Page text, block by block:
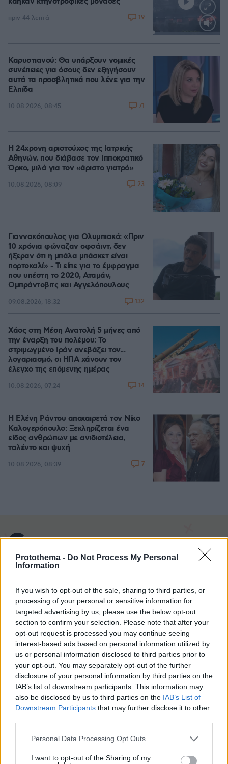
Protothema - Do Not Process My Personal
Information
If you wish to opt-out of the sale, sharing to third parties, or
processing of your personal or sensitive information for
targeted advertising by us, please use the below opt-out
section to confirm your selection. Please note that after your
opt-out request is processed you may continue seeing
interest-based ads based on personal information utilized by
us or personal information disclosed to third parties prior to
your opt-out. You may separately opt-out of the further
disclosure of your personal information by third parties on the
IAB’s list of downstream participants. This information may
also be disclosed by us to third parties on the IAB’s List of
Downstream Participants that may further disclose it to other
Please note that this website/app uses one or more Google
not limited to your visit or usage behaviour. You may click to
Personal Data Processing Opt Outs
I want to opt-out of the Sharing of my
πριν 44 λεπτά 19
Καρυστιανού: Θα υπάρξουν νομικές
συνέπειες για όσους δεν εξηγήσουν
αυτά τα προσβλητικά που λένε για την
Ελπίδα
10.08.2026, 08:45 71
Η 24χρονη αριστούχος της Ιατρικής
Αθηνών, που διάβασε τον Ιπποκρατικό
Όρκο, μιλά για τον «άριστο γιατρό»
10.08.2026, 08:09 23
Γιαννακόπουλος για Ολυμπιακό: «Πριν
10 χρόνια φώναζαν οφσάιντ, δεν
ήξεραν ότι η μπάλα μπάσκετ είναι
πορτοκαλί» - Τι είπε για το έμφραγμα
που υπέστη το 2020, Αταμάν,
Ομπράντοβιτς και Αγγελόπουλους
09.08.2026, 18:32 132
Χάος στη Μέση Ανατολή 5 μήνες από
την έναρξη του πολέμου: Το
στριμωγμένο Ιράν ανεβάζει τον...
λογαριασμό, οι ΗΠΑ χάνουν τον
έλεγχο της επόμενης ημέρας
10.08.2026, 07:24 14
Η Ελένη Ράντου αποχαιρετά τον Νίκο
Καλογερόπουλο: Ξεκληρίζεται ένα
είδος ανθρώπων με ανιδιοτέλεια,
ταλέντο και ψυχή
10.08.2026, 08:39 7
Games
Cut The Rope Northern Heights Candy
ΔΕΙΤΕ ΟΛΑ ΤΑ GAMES
Best of Network